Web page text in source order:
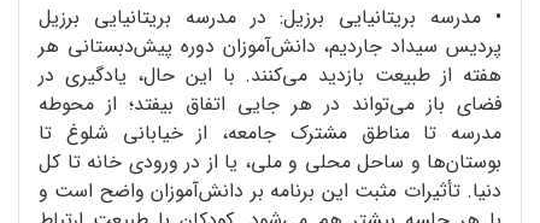
• مدرسه بریتانیایی برزیل: در مدرسه بریتانیایی برزیل
پردیس سیداد جاردیم، دانش‌آموزان دوره پیش‌دبستانی هر
هفته از طبیعت بازدید می‌کنند. با این حال، یادگیری در
فضای باز می‌تواند در هر جایی اتفاق بیفتد؛ از محوطه
مدرسه تا مناطق مشترک جامعه، از خیابانی شلوغ تا
بوستان‌ها و ساحل محلی و ملی، یا از در ورودی خانه تا کل
دنیا. تأثیرات مثبت این برنامه بر دانش‌آموزان واضح است و